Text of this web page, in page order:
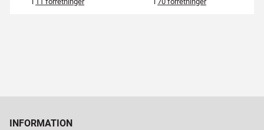
INFORMATION